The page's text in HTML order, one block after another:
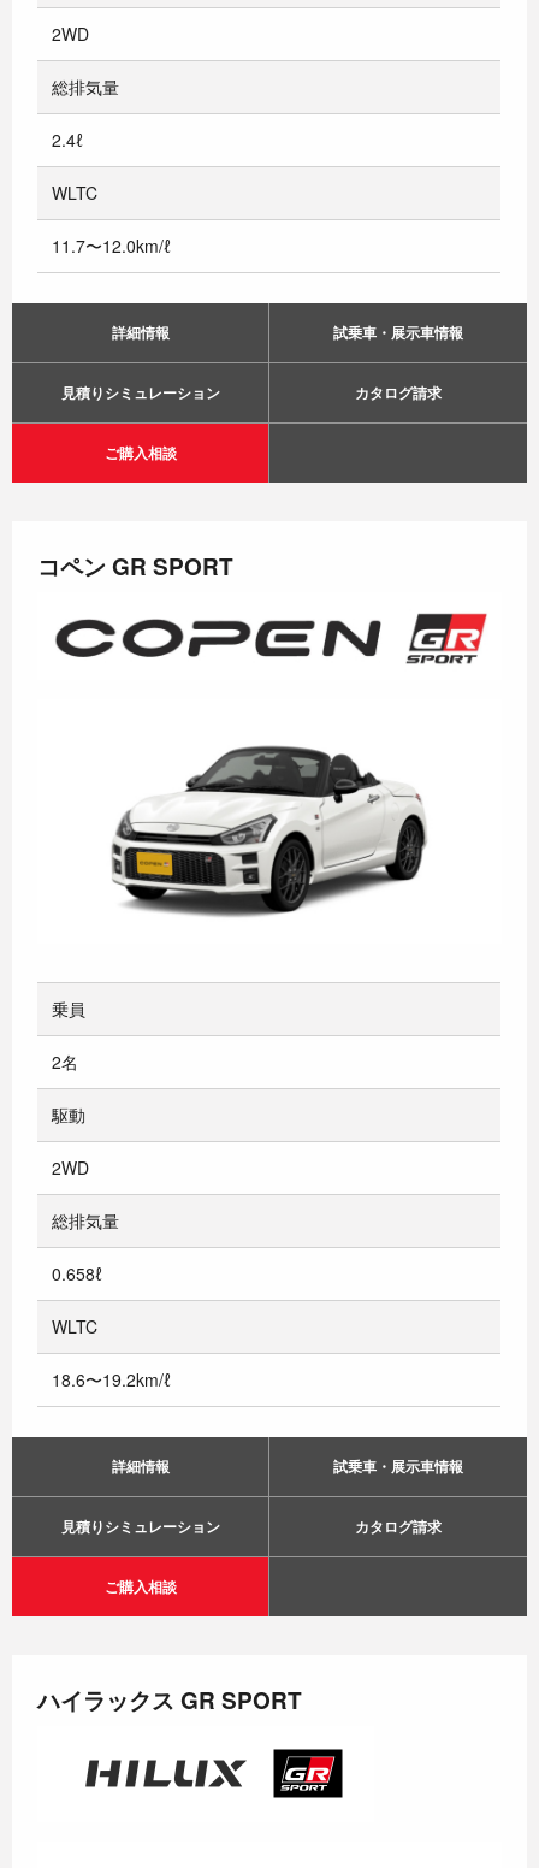
2WD
総排気量
2.4ℓ
WLTC
11.7〜12.0km/ℓ
詳細情報 試乗車・展示車情報
見積りシミュレーション カタログ請求
ご購入相談
コペン GR SPORT
乗員
2名
駆動
2WD
総排気量
0.658ℓ
WLTC
18.6〜19.2km/ℓ
詳細情報 試乗車・展示車情報
見積りシミュレーション カタログ請求
ご購入相談
ハイラックス GR SPORT